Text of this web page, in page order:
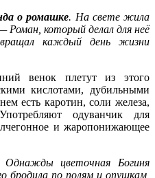
о ромашке. На свете жила
Роман, который делал для неё
каждый день жизни
венок плетут из этого
кислотами, дубильными
есть каротин, соли железа,
одуванчик для
и жаропонижающее
цветочная Богиня
бродила по полям и опушкам,